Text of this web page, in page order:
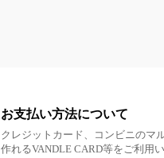
お支払い方法について
クレジットカード、コンビニのマ
作れるVANDLE CARD等をご利用